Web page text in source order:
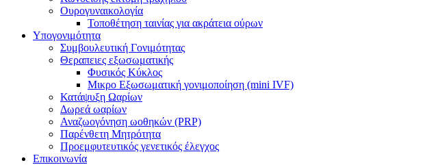
Ουρογυναικολογία
Τοποθέτηση ταινίας για ακράτεια ούρων
Υπογονιμότητα
Συμβουλευτική Γονιμότητας
Θεραπειες εξωσωματικής
Φυσικός Κύκλος
Μικρο Εξωσωματική γονιμοποίηση (mini IVF)
Κατάψυξη Ωαρίων
Δωρεά ωαρίων
Αναζωογόνηση ωοθηκών (PRP)
Παρένθετη Μητρότητα
Προεμφυτευτικός γενετικός έλεγχος
Επικοινωνία